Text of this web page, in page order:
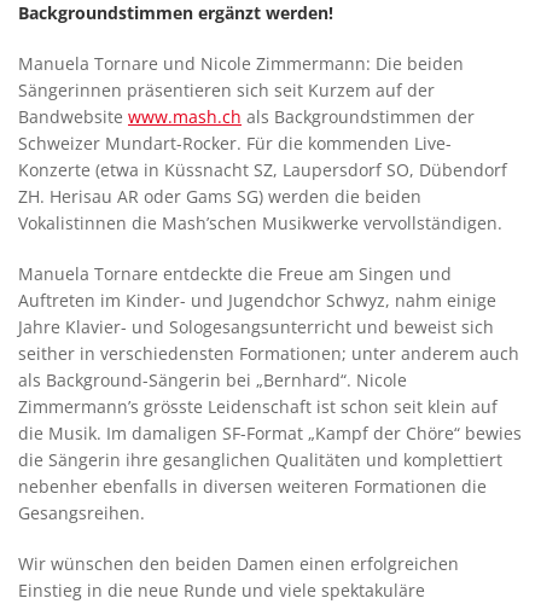
Backgroundstimmen ergänzt werden!
Manuela Tornare und Nicole Zimmermann: Die beiden
Sängerinnen präsentieren sich seit Kurzem auf der
Bandwebsite www.mash.ch als Backgroundstimmen der
Schweizer Mundart-Rocker. Für die kommenden Live-
Konzerte (etwa in Küssnacht SZ, Laupersdorf SO, Dübendorf
ZH. Herisau AR oder Gams SG) werden die beiden
Vokalistinnen die Mash’schen Musikwerke vervollständigen.
Manuela Tornare entdeckte die Freue am Singen und
Auftreten im Kinder- und Jugendchor Schwyz, nahm einige
Jahre Klavier- und Sologesangsunterricht und beweist sich
seither in verschiedensten Formationen; unter anderem auch
als Background-Sängerin bei „Bernhard“. Nicole
Zimmermann’s grösste Leidenschaft ist schon seit klein auf
die Musik. Im damaligen SF-Format „Kampf der Chöre“ bewies
die Sängerin ihre gesanglichen Qualitäten und komplettiert
nebenher ebenfalls in diversen weiteren Formationen die
Gesangsreihen.
Wir wünschen den beiden Damen einen erfolgreichen
Einstieg in die neue Runde und viele spektakuläre